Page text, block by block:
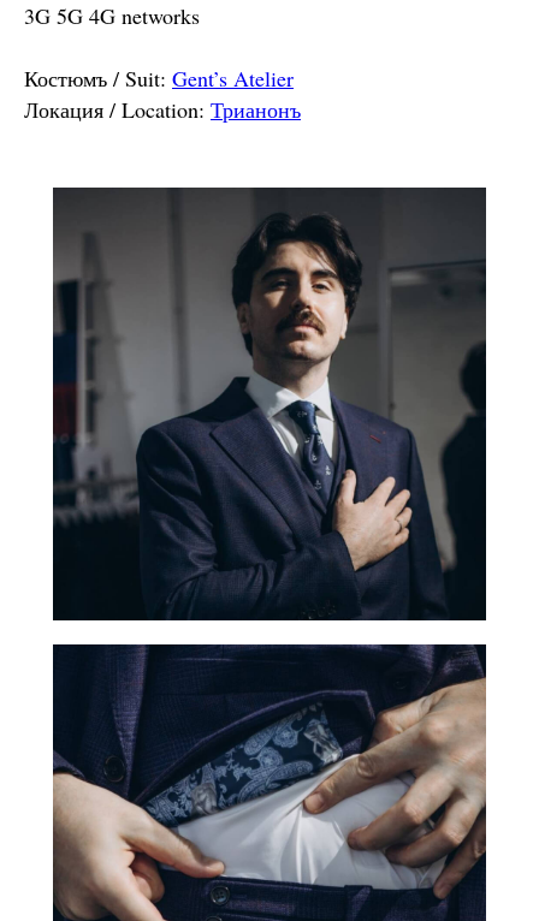
3G 5G 4G networks
Костюмъ / Suit: Gent’s Atelier
Локация / Location: Трианонъ